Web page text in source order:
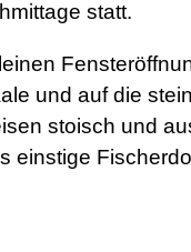
statt.
und auf die
stoisch und
einstige